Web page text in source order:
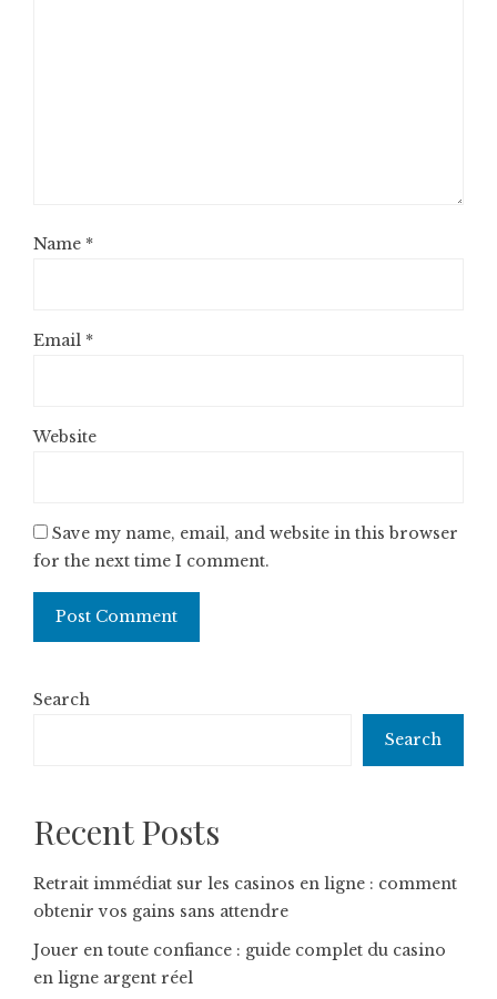
Name *
Email *
Website
Save my name, email, and website in this browser
for the next time I comment.
Search
Search
Recent Posts
Retrait immédiat sur les casinos en ligne : comment
obtenir vos gains sans attendre
Jouer en toute confiance : guide complet du casino
en ligne argent réel